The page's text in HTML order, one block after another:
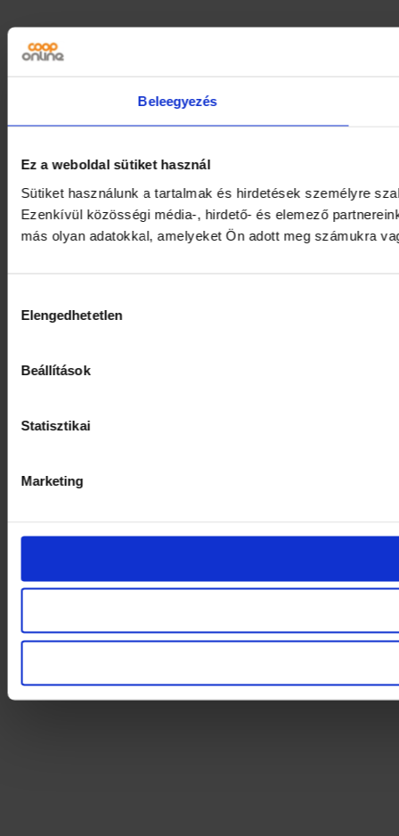
Beleegyezés
Ez a weboldal sütiket használ
Sütiket használunk a tartalmak és hirdetések személyre
Ezenkívül közösségi média-, hirdető- és elemező
más olyan adatokkal, amelyeket Ön adott meg számukra
kiválasztása
Elengedhetetlen
Beállítások
Statisztikai
Marketing